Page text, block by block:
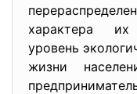
характера их
уровень
жизни